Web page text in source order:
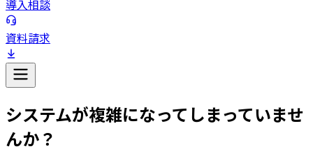
導入相談
資料請求
システムが複雑になってしまっていませ
んか？